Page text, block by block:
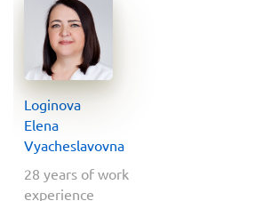
Loginova
Elena
Vyacheslavovna
28 years of work
experience